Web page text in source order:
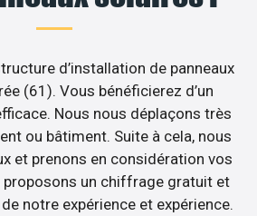
d’installation de panneaux
(61). Vous bénéficierez d’un
Nous nous déplaçons très
ou bâtiment. Suite à cela, nous
et prenons en considération vos
un chiffrage gratuit et
notre expérience et expérience.